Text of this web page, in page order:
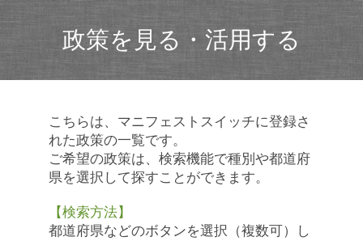
政策を見る・活用する
こちらは、マニフェストスイッチに登録さ
れた政策の一覧です。
ご希望の政策は、検索機能で種別や都道府
県を選択して探すことができます。
【検索方法】
都道府県などのボタンを選択（複数可）し